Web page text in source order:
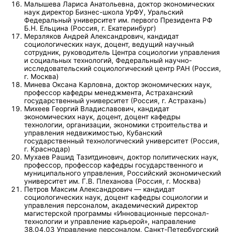
Малышева Лариса Анатольевна, доктор экономических
наук директор Бизнес-школа УрФУ, Уральский
Федеральный университет им. первого Президента РФ
Б.Н. Ельцина (Россия, г. Екатеринбург)
Мерзляков Андрей Александрович, кандидат
социологических наук, доцент, ведущий научный
сотрудник, руководитель Центра социологии управления
и социальных технологий, Федеральный научно-
исследовательский социологический центр РАН (Россия,
г. Москва)
Минева Оксана Карловна, доктор экономических наук,
профессор кафедры менеджмента, Астраханский
государственный университет (Россия, г. Астрахань)
Михеев Георгий Владиславович, кандидат
экономических наук, доцент, доцент кафедры
технологии, организации, экономики строительства и
управления недвижимостью, Кубанский
государственный технологический университет (Россия,
г. Краснодар)
Мухаев Рашид Тазитдинович, доктор политических наук,
профессор, профессор кафедры государственного и
муниципального управления, Российский экономический
университет им. Г.В. Плеханова (Россия, г. Москва)
Петров Максим Александрович — кандидат
социологических наук, доцент кафедры социологии и
управления персоналом, академический директор
магистерской программы «Инновационные персонал-
технологии и управление карьерой», направление
38.04.03 Управление персоналом, Санкт-Петербургский